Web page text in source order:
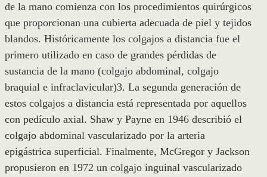
de la mano comienza con los procedimientos quirúrgicos
que proporcionan una cubierta adecuada de piel y tejidos
blandos. Históricamente los colgajos a distancia fue el
primero utilizado en caso de grandes pérdidas de
sustancia de la mano (colgajo abdominal, colgajo
braquial e infraclavicular)3. La segunda generación de
estos colgajos a distancia está representada por aquellos
con pedículo axial. Shaw y Payne en 1946 describió el
colgajo abdominal vascularizado por la arteria
epigástrica superficial. Finalmente, McGregor y Jackson
propusieron en 1972 un colgajo inguinal vascularizado